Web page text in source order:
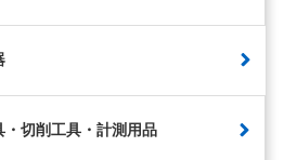
・切削工具・計測用品